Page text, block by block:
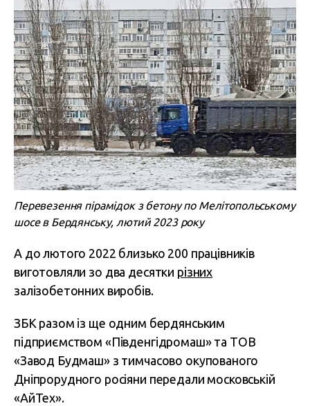
Перевезення пірамідок з бетону по Мелітопольському
шосе в Бердянську, лютий 2023 року
А до лютого 2022 близько 200 працівників
виготовляли зо два десятки різних
залізобетонних виробів.
ЗБК разом із ще одним бердянським
підприємством «Південгідромаш» та ТОВ
«Завод Будмаш» з тимчасово окупованого
Дніпрорудного росіяни передали московській
«АйТех».